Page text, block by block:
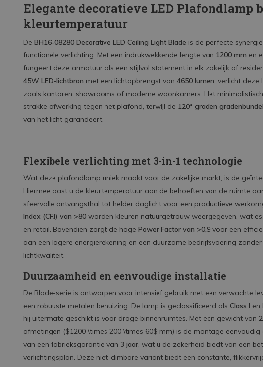
Elegante decoratieve LED Plafondlamp
kleurtemperatuur
De BH16-08280 Decorative LED Ceiling Light Blade is de perfecte
functionele verlichting. Met een indrukwekkende lengte van 1200 mm en
fungeert deze armatuur als een stijlvol statement in elk zakelijk of
45W LED-lichtbron met een lichtopbrengst van 4650 lumen, verlicht
zoals kantoren, showrooms of moderne woonkamers. Het
strakke afwerking tegen het plafond, terwijl de 120° graden gradenbundel
van het licht garandeert.
Flexibele verlichting met 3-in-1 technologie
Wat deze plafondlamp uniek maakt voor de zakelijke markt, is de
Hiermee past u de kleurtemperatuur aan de behoeften van de ruimte
sfeervolle ontvangsthal tot helder daglicht voor een productieve
Index (CRI) van >80 worden kleuren natuurgetrouw weergegeven, wat
en retail. Bovendien zorgt de hoge Power Factor van >0,9 voor een
aan een lagere energierekening en een duurzame bedrijfsvoering
lichtkwaliteit.
Duurzaamheid en eenvoudige installatie
De Blade-serie is ontworpen voor intensief gebruik met een verwachte
een robuuste metalen behuizing. De lamp is geclassificeerd als Class I en
hij uitermate geschikt is voor droge binnenruimtes. Met een gewicht van
afmetingen ($1200 \times 200 \times 60$ mm) is de montage
van een fabrieksgarantie van 3 jaar, wat u de zekerheid biedt van een
verlichtingsplan. Deze niet-dimbare variant biedt een constante,